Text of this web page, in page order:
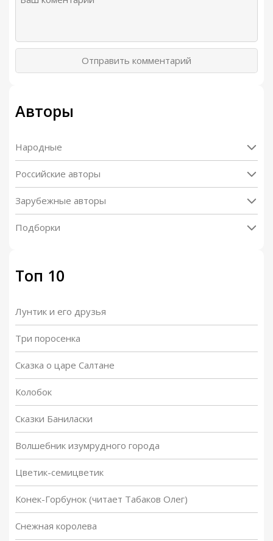
Отправить комментарий
Авторы
Народные
Российские авторы
Зарубежные авторы
Подборки
Топ 10
Лунтик и его друзья
Три поросенка
Сказка о царе Салтане
Колобок
Сказки Баниласки
Волшебник изумрудного города
Цветик-семицветик
Конек-Горбунок (читает Табаков Олег)
Снежная королева